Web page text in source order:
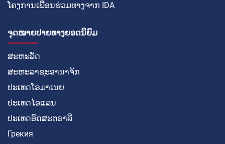
ໂຄງການເພື່ອນຮ່ວມທາງຈາກ IDA
ຈຸດໝາຍປາຍທາງຍອດນິຍົມ
ສະຫະລັດ
ສະຫະລາຊະອານາຈັກ
ປະເທດໂຣມາເນຍ
ປະເທດໄອແລນ
ປະເທດອົດສະຕຣາລີ
Грекия